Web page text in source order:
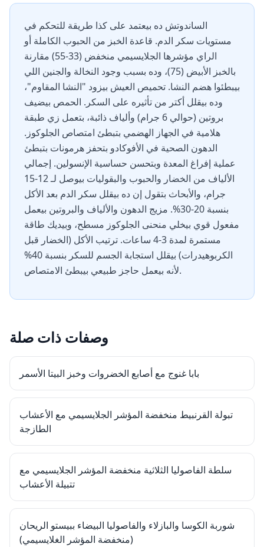
الساندوتش ده بيعتمد على كذا طريقة للتحكم في
مستويات سكر الدم. قاعدة الخبز من الحبوب الكاملة أو
الراي مؤشرها الجلايسيمي منخفض (33-55) مقارنة
بالخبز الأبيض (75)، وده بسبب وجود النخالة والجنين اللي
بيبطئوا هضم النشا. تحميص العيش بيزود "النشا المقاوم"،
وده بيقلل أكتر من تأثيره على السكر. الحمص بيضيف
بروتين (حوالي 6 جرام) وألياف ذائبة، بتعمل زي طبقة
هلامية في الجهاز الهضمي بتبطئ امتصاص الجلوكوز.
الدهون الصحية في الأفوكادو بتحفز هرمونات بتبطئ
عملية إفراغ المعدة وبتحسن حساسية الإنسولين. إجمالي
الألياف من الخضار والحبوب والبقوليات بيوصل لـ 12-15
جرام، والأبحاث بتقول إن ده بيقلل سكر الدم بعد الأكل
بنسبة 20-30%. مزيج الدهون والألياف والبروتين بيعمل
مفعول قوي بيخلي منحنى الجلوكوز مسطح، وبيديك طاقة
مستمرة لمدة 3-4 ساعات. ترتيب الأكل (الخضار قبل
الكربوهيدرات) بيقلل استجابة الجسم للسكر بنسبة 40%
لأنه بيعمل حاجز طبيعي بيبطئ الامتصاص.
وصفات ذات صلة
بابا غنوج مع أصابع الخضروات وخبز البيتا الأسمر
تبولة القرنبيط منخفضة المؤشر الجلايسيمي مع الأعشاب
الطازجة
سلطة الفاصوليا الثلاثية منخفضة المؤشر الجلايسيمي مع
تتبيلة الأعشاب
شوربة الكوسا والبازلاء والفاصوليا البيضاء ببيستو الريحان
(منخفضة المؤشر الغلايسيمي)